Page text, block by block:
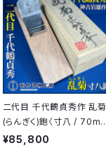
二代目 千代鶴貞秀作 乱菊
(らんぎく)鉋〈寸八 / 70m
m〉赤樫台 / 桐箱
¥85,800